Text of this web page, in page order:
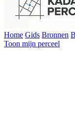
Home Gids Bronnen
Toon mijn perceel